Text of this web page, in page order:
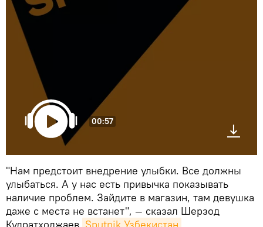
00:57
"Нам предстоит внедрение улыбки. Все должны
улыбаться. А у нас есть привычка показывать
наличие проблем. Зайдите в магазин, там девушка
даже с места не встанет", — сказал Шерзод
Кудратходжаев Sputnik Узбекистан .